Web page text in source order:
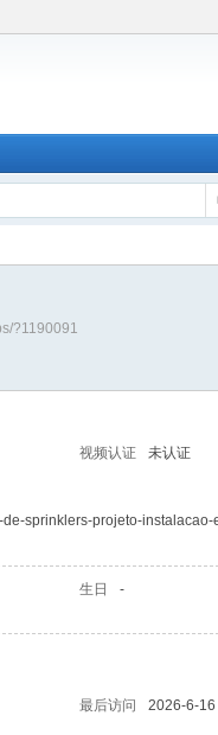
?1190091
视频认证 未认证
de-sprinklers-projeto-instalacao-
生日 -
最后访问
2026-6-